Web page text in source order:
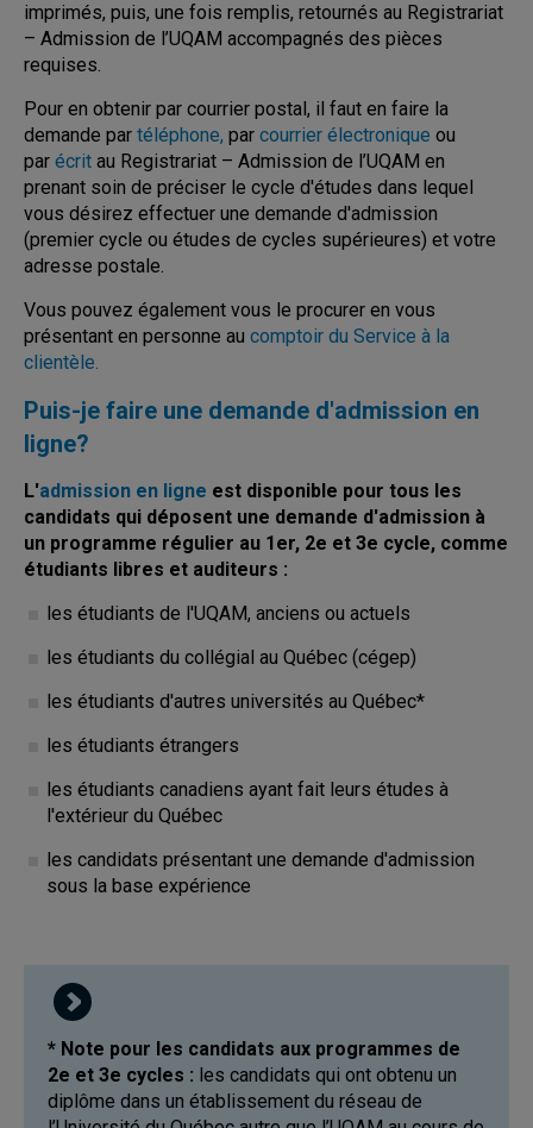
imprimés, puis, une fois remplis, retournés au Registrariat
– Admission de l’UQAM accompagnés des pièces
requises.
Pour en obtenir par courrier postal, il faut en faire la
demande par téléphone, par courrier électronique ou
par écrit au Registrariat – Admission de l’UQAM en
prenant soin de préciser le cycle d'études dans lequel
vous désirez effectuer une demande d'admission
(premier cycle ou études de cycles supérieures) et votre
adresse postale.
Vous pouvez également vous le procurer en vous
présentant en personne au comptoir du Service à la
clientèle.
Puis-je faire une demande d'admission en
ligne?
L'admission en ligne est disponible pour tous les
candidats qui déposent une demande d'admission à
un programme régulier au 1er, 2e et 3e cycle, comme
étudiants libres et auditeurs :
les étudiants de l'UQAM, anciens ou actuels
les étudiants du collégial au Québec (cégep)
les étudiants d'autres universités au Québec*
les étudiants étrangers
les étudiants canadiens ayant fait leurs études à
l'extérieur du Québec
les candidats présentant une demande d'admission
sous la base expérience
* Note pour les candidats aux programmes de
2e et 3e cycles : les candidats qui ont obtenu un
diplôme dans un établissement du réseau de